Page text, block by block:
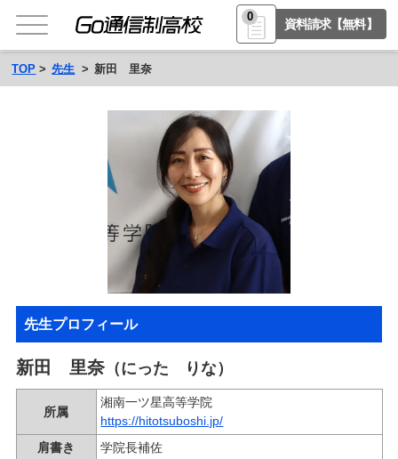
0
資料請求【無料】
TOP 先生 新田 里奈
先生プロフィール
新田 里奈（にった りな）
所属
湘南一ツ星高等学院
https://hitotsuboshi.jp/
肩書き
学院長補佐